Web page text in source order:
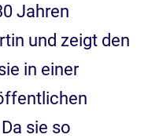
Jahren
und zeigt den
in einer
sie so